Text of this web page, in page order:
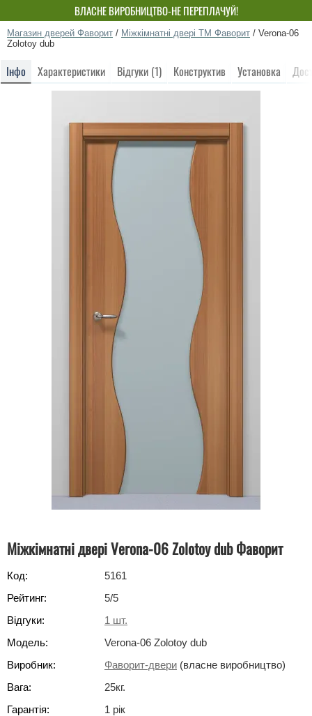
ВЛАСНЕ ВИРОБНИЦТВО-НЕ ПЕРЕПЛАЧУЙ!
Магазин дверей Фаворит / Міжкімнатні двері ТМ Фаворит / Verona-06
Zolotoy dub
Інфо Характеристики Відгуки (1) Конструктив Установка
Міжкімнатні двері Verona-06 Zolotoy dub Фаворит
Код:
5161
Рейтинг:
5/5
Відгуки:
1 шт.
Модель:
Verona-06 Zolotoy dub
Виробник:
Фаворит-двери (власне виробництво)
Вага:
25кг.
Гарантія:
1 рік